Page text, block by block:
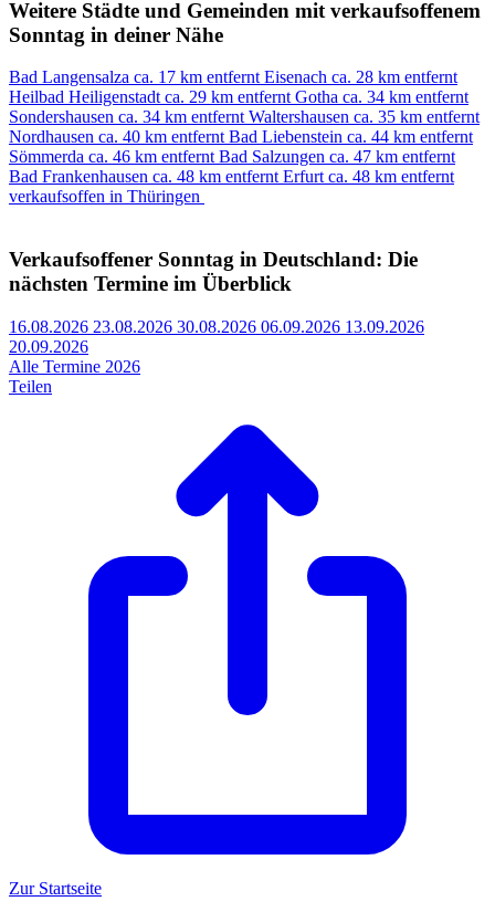
Weitere Städte und Gemeinden mit verkaufsoffenem
Sonntag in deiner Nähe
Bad Langensalza ca. 17 km entfernt Eisenach ca. 28 km entfernt
Heilbad Heiligenstadt ca. 29 km entfernt Gotha ca. 34 km entfernt
Sondershausen ca. 34 km entfernt Waltershausen ca. 35 km entfernt
Nordhausen ca. 40 km entfernt Bad Liebenstein ca. 44 km entfernt
Sömmerda ca. 46 km entfernt Bad Salzungen ca. 47 km entfernt
Bad Frankenhausen ca. 48 km entfernt Erfurt ca. 48 km entfernt
verkaufsoffen in Thüringen
Verkaufsoffener Sonntag in Deutschland: Die
nächsten Termine im Überblick
16.08.2026 23.08.2026 30.08.2026 06.09.2026 13.09.2026
20.09.2026
Alle Termine 2026
Teilen
Zur Startseite